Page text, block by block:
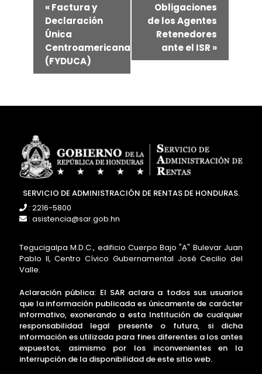
«Factura y
Declaración
Única
Centroamericana
(FYDUCA)
Obligaciones
de los Agentes
Retenedores
ante el ISR »
SERVICIO DE ADMINISTRACIÓN DE RENTAS DE HONDURAS.
: 2216-5800
: asistencia@sar.gob.hn
Tegucigalpa M.D.C., edificio Cuerpo Bajo "A" Bulevar Juan
Pablo II, Centro Cívico Gubernamental José Cecilio del
Valle.
Aclaración pública: El SAR aclara a todos sus usuarios
que la información publicada es únicamente de carácter
informativo, exonerando a esta Institución de cualquier
responsabilidad legal presente o futura, si dicha
información es utilizada para fines diferentes a los antes
expuestos, asimismo por los inconvenientes en la
interrupción de la disponibilidad de este sitio web.